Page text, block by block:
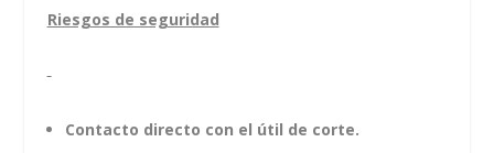
Riesgos de seguridad
Contacto directo con el útil de corte.